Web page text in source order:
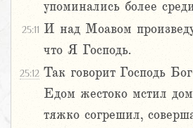
упоминались более
25:11 И над Моавом
что Я Господь.
25:12 Так говорит Господь
Едом жестоко мстил
тяжко согрешил,